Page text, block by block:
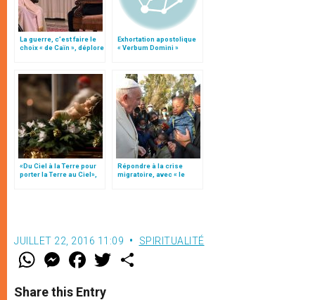
La guerre, c’est faire le
choix « de Caïn », déplore
Exhortation apostolique
« Verbum Domini »
«Du Ciel à la Terre pour
porter la Terre au Ciel»,
Répondre à la crise
migratoire, avec « le
JUILLET 22, 2016 11:09 SPIRITUALITÉ
W
t
M
e
s
F
a
e
w
Share this Entry